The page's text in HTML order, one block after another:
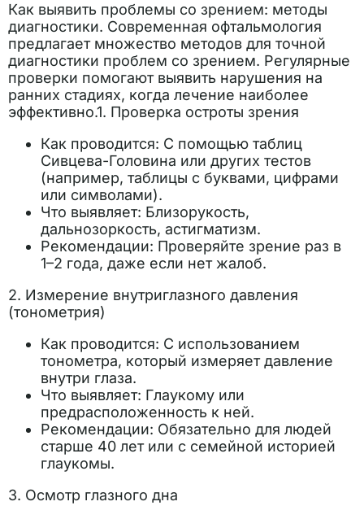
Как выявить проблемы со зрением: методы
диагностики. Современная офтальмология
предлагает множество методов для точной
диагностики проблем со зрением. Регулярные
проверки помогают выявить нарушения на
ранних стадиях, когда лечение наиболее
эффективно.1. Проверка остроты зрения
Как проводится: С помощью таблиц
Сивцева-Головина или других тестов
(например, таблицы с буквами, цифрами
или символами).
Что выявляет: Близорукость,
дальнозоркость, астигматизм.
Рекомендации: Проверяйте зрение раз в
1–2 года, даже если нет жалоб.
2. Измерение внутриглазного давления
(тонометрия)
Как проводится: С использованием
тонометра, который измеряет давление
внутри глаза.
Что выявляет: Глаукому или
предрасположенность к ней.
Рекомендации: Обязательно для людей
старше 40 лет или с семейной историей
глаукомы.
3. Осмотр глазного дна